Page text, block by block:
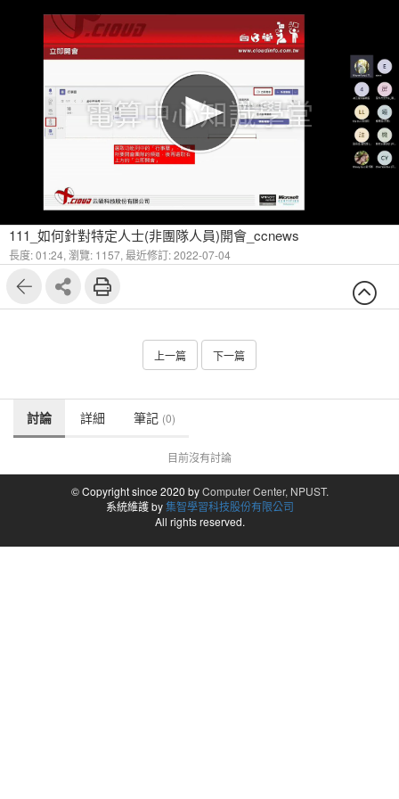
電算中心知識學堂
111_如何針對特定人士(非團隊人員)開會_ccnews
長度: 01:24, 瀏覽: 1157, 最近修訂: 2022-07-04
上一篇 下一篇
討論 詳細 筆記 (0)
目前沒有討論
© Copyright since 2020 byComputer Center, NPUST.
系統維護 by集智學習科技股份有限公司
All rights reserved.